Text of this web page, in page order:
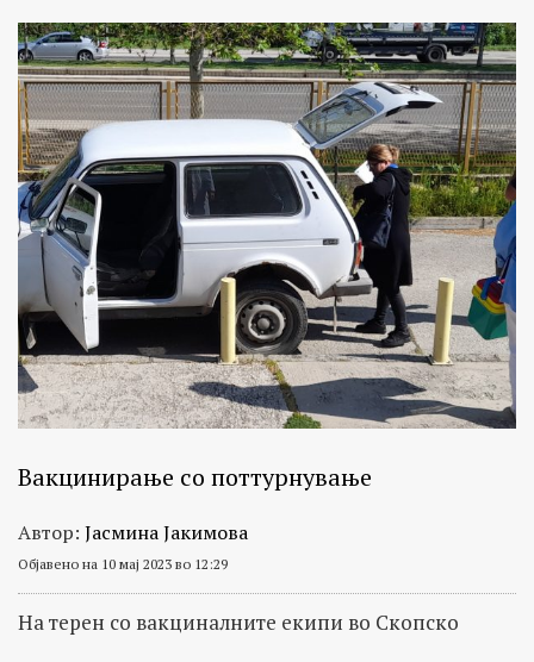
Вакцинирање со поттурнување
Автор: Јасмина Јакимова
Објавено на 10 мај 2023 во 12:29
На терен со вакциналните екипи во Скопско